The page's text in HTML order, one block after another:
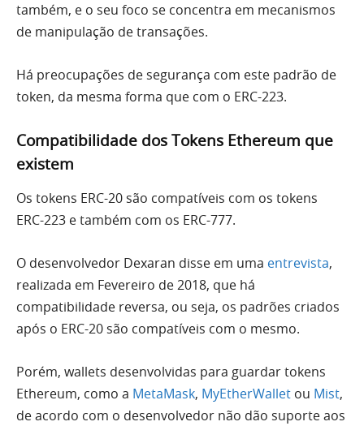
também, e o seu foco se concentra em mecanismos
de manipulação de transações.
Há preocupações de segurança com este padrão de
token, da mesma forma que com o ERC-223.
Compatibilidade dos Tokens Ethereum que
existem
Os tokens ERC-20 são compatíveis com os tokens
ERC-223 e também com os ERC-777.
O desenvolvedor Dexaran disse em uma entrevista,
realizada em Fevereiro de 2018, que há
compatibilidade reversa, ou seja, os padrões criados
após o ERC-20 são compatíveis com o mesmo.
Porém, wallets desenvolvidas para guardar tokens
Ethereum, como a MetaMask, MyEtherWallet ou Mist,
de acordo com o desenvolvedor não dão suporte aos